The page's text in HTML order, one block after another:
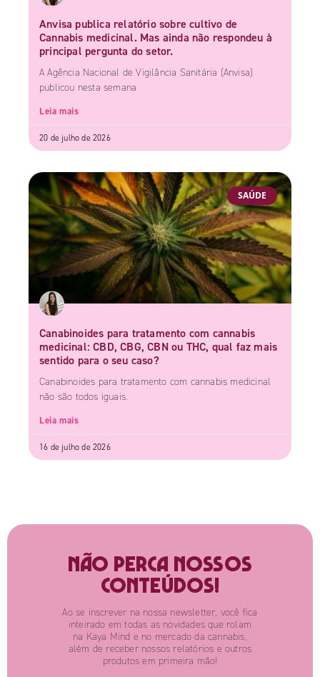
Anvisa publica relatório sobre cultivo de
Cannabis medicinal. Mas ainda não respondeu à
principal pergunta do setor.
A Agência Nacional de Vigilância Sanitária (Anvisa)
publicou nesta semana
Leia mais
20 de julho de 2026
SAÚDE
Canabinoides para tratamento com cannabis
medicinal: CBD, CBG, CBN ou THC, qual faz mais
sentido para o seu caso?
Canabinoides para tratamento com cannabis medicinal
não são todos iguais.
Leia mais
16 de julho de 2026
Não perca nossos
conteúdos!
Ao se inscrever na nossa newsletter, você fica
inteirado em todas as novidades que rolam
na Kaya Mind e no mercado da cannabis,
além de receber nossos relatórios e outros
produtos em primeira mão!